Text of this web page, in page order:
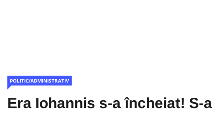
POLITIC/ADMINISTRATIV
Era Iohannis s-a încheiat! S-a